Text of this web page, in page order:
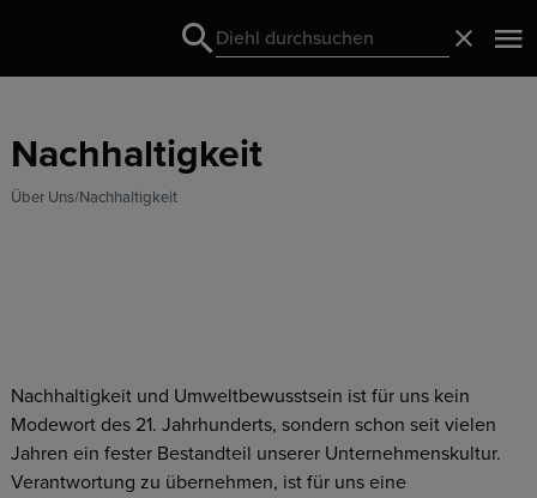
Search
Search
Nachhaltigkeit
Über Uns Nachhaltigkeit
Nachhaltigkeit und Umweltbewusstsein ist für uns kein
Modewort des 21. Jahrhunderts, sondern schon seit vielen
Jahren ein fester Bestandteil unserer Unternehmenskultur.
Verantwortung zu übernehmen, ist für uns eine